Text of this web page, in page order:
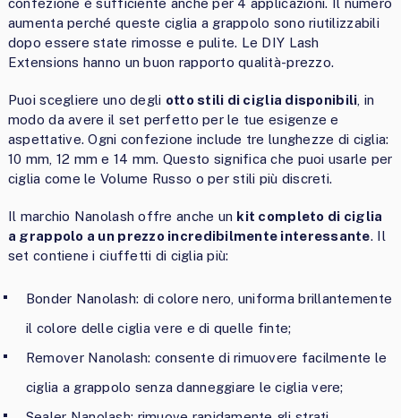
confezione è sufficiente anche per 4 applicazioni. Il numero
aumenta perché queste ciglia a grappolo sono riutilizzabili
dopo essere state rimosse e pulite. Le DIY Lash
Extensions hanno un buon rapporto qualità-prezzo.
Puoi scegliere uno degli otto stili di ciglia disponibili , in
modo da avere il set perfetto per le tue esigenze e
aspettative. Ogni confezione include tre lunghezze di ciglia:
10 mm, 12 mm e 14 mm. Questo significa che puoi usarle per
ciglia come le Volume Russo o per stili più discreti.
Il marchio Nanolash offre anche un kit completo di ciglia
a grappolo a un prezzo incredibilmente interessante. Il
set contiene i ciuffetti di ciglia più:
Bonder Nanolash: di colore nero, uniforma brillantemente
il colore delle ciglia vere e di quelle finte;
Remover Nanolash: consente di rimuovere facilmente le
ciglia a grappolo senza danneggiare le ciglia vere;